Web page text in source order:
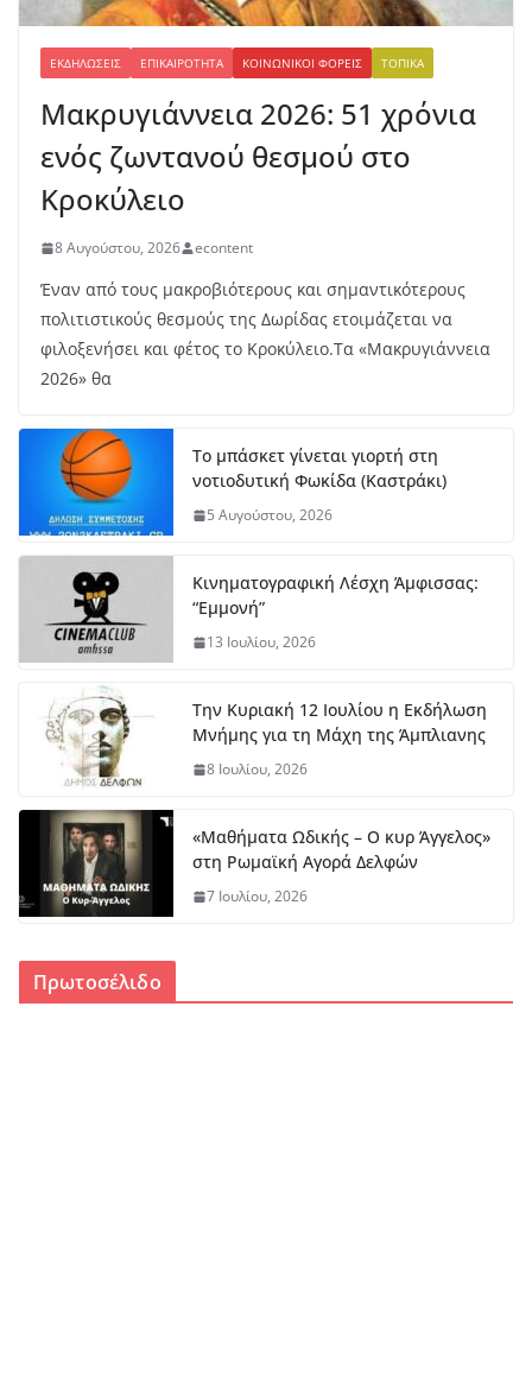
ΕΚΔΗΛΏΣΕΙΣ ΕΠΙΚΑΙΡΌΤΗΤΑ ΚΟΙΝΩΝΙΚΟΊ ΦΟΡΕΊΣ ΤΟΠΙΚΆ
Μακρυγιάννεια 2026: 51 χρόνια
ενός ζωντανού θεσμού στο
Κροκύλειο
8 Αυγούστου, 2026 econtent
Έναν από τους μακροβιότερους και σημαντικότερους
πολιτιστικούς θεσμούς της Δωρίδας ετοιμάζεται να
φιλοξενήσει και φέτος το Κροκύλειο.Τα «Μακρυγιάννεια
2026» θα
Το μπάσκετ γίνεται γιορτή στη
νοτιοδυτική Φωκίδα (Καστράκι)
5 Αυγούστου, 2026
Κινηματογραφική Λέσχη Άμφισσας:
“Εμμονή”
13 Ιουλίου, 2026
Την Κυριακή 12 Ιουλίου η Εκδήλωση
Μνήμης για τη Μάχη της Άμπλιανης
8 Ιουλίου, 2026
«Μαθήματα Ωδικής – Ο κυρ Άγγελος»
στη Ρωμαϊκή Αγορά Δελφών
7 Ιουλίου, 2026
Πρωτοσέλιδο